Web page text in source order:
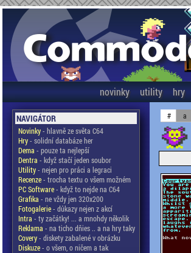
novinky utility hry
NAVIGÁTOR
Novinky- hlavně ze světa C64
Hry- solidní databáze her
Dema - pouze ta nejlepší
Dentra - když stačí jeden soubor
Utility- nejen pro práci a legraci
Recenze- trocha textu o všem možném
PC Software- když to nejde na C64
Grafika - ne vždy jen 320x200
Fotogalerie- důkazy nejen z akcí
Intra - ty začátky! ... a mnohdy několik
Reklama - na ticho dňies .. a na hry taky
Covery- diskety zabalené v obrázku
Diskuze- o všem, o ničem a tak
# a